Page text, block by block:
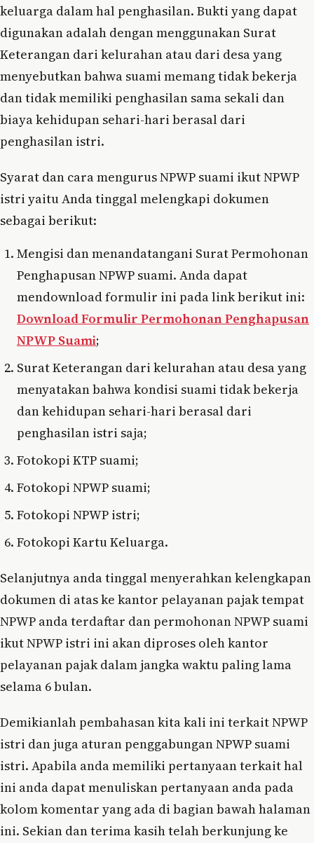
keluarga dalam hal penghasilan. Bukti yang dapat
digunakan adalah dengan menggunakan Surat
Keterangan dari kelurahan atau dari desa yang
menyebutkan bahwa suami memang tidak bekerja
dan tidak memiliki penghasilan sama sekali dan
biaya kehidupan sehari-hari berasal dari
penghasilan istri.
Syarat dan cara mengurus NPWP suami ikut NPWP
istri yaitu Anda tinggal melengkapi dokumen
sebagai berikut:
Mengisi dan menandatangani Surat Permohonan
Penghapusan NPWP suami. Anda dapat
mendownload formulir ini pada link berikut ini:
Download Formulir Permohonan Penghapusan
NPWP Suami;
Surat Keterangan dari kelurahan atau desa yang
menyatakan bahwa kondisi suami tidak bekerja
dan kehidupan sehari-hari berasal dari
penghasilan istri saja;
Fotokopi KTP suami;
Fotokopi NPWP suami;
Fotokopi NPWP istri;
Fotokopi Kartu Keluarga.
Selanjutnya anda tinggal menyerahkan kelengkapan
dokumen di atas ke kantor pelayanan pajak tempat
NPWP anda terdaftar dan permohonan NPWP suami
ikut NPWP istri ini akan diproses oleh kantor
pelayanan pajak dalam jangka waktu paling lama
selama 6 bulan.
Demikianlah pembahasan kita kali ini terkait NPWP
istri dan juga aturan penggabungan NPWP suami
istri. Apabila anda memiliki pertanyaan terkait hal
ini anda dapat menuliskan pertanyaan anda pada
kolom komentar yang ada di bagian bawah halaman
ini. Sekian dan terima kasih telah berkunjung ke